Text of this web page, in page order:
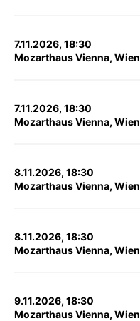
7.11.2026, 18:30
Mozarthaus Vienna, Wien
7.11.2026, 18:30
Mozarthaus Vienna, Wien
8.11.2026, 18:30
Mozarthaus Vienna, Wien
8.11.2026, 18:30
Mozarthaus Vienna, Wien
9.11.2026, 18:30
Mozarthaus Vienna, Wien